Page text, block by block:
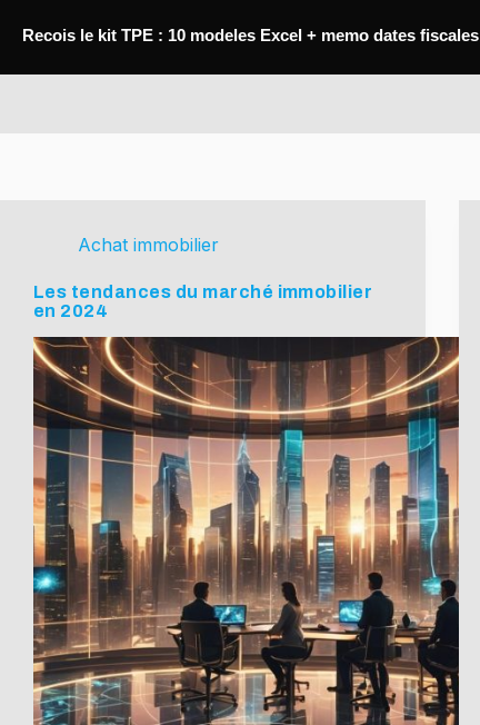
Achat immobilier
Les tendances du marché immobilier
en 2024
Recois le kit TPE : 10 modeles Excel + memo dates fiscales